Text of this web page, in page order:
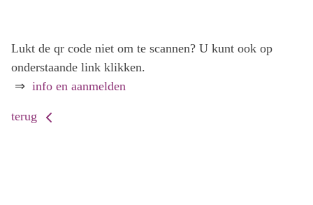
Lukt de qr code niet om te scannen? U kunt ook op
onderstaande link klikken.
⇒ info en aanmelden
terug